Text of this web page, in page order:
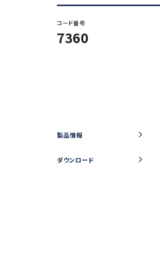
E2000 (φ22.8)
iSpeed3 (φ19.05・20・22)
非該当証明書発行依頼
コード番号
7360
製品情報
ダウンロード